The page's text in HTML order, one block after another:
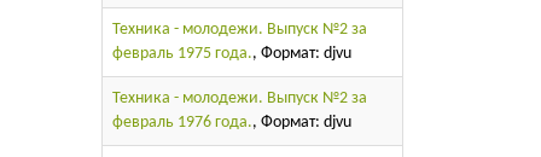
Техника - молодежи. Выпуск №2 за
февраль 1975 года., Формат: djvu
Техника - молодежи. Выпуск №2 за
февраль 1976 года., Формат: djvu